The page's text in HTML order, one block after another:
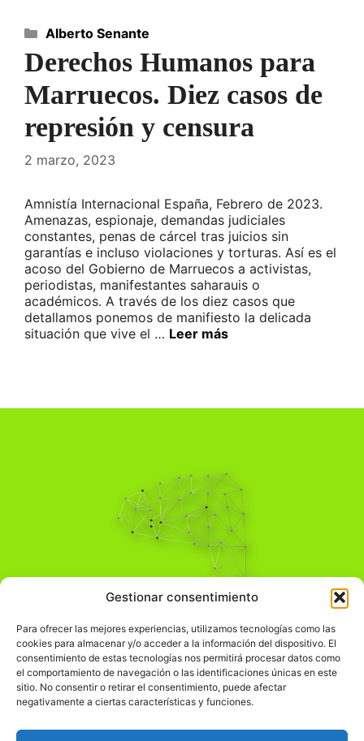
Gestionar consentimiento
Para ofrecer las mejores experiencias, utilizamos tecnologías como las
cookies para almacenar y/o acceder a la información del dispositivo. El
consentimiento de estas tecnologías nos permitirá procesar datos como
el comportamiento de navegación o las identificaciones únicas en este
sitio. No consentir o retirar el consentimiento, puede afectar
negativamente a ciertas características y funciones.
Derechos Humanos para
Marruecos. Diez casos de
represión y censura
2 marzo, 2023
Amnistía Internacional España, Febrero de 2023.
Amenazas, espionaje, demandas judiciales
constantes, penas de cárcel tras juicios sin
garantías e incluso violaciones y torturas. Así es el
acoso del Gobierno de Marruecos a activistas,
periodistas, manifestantes saharauis o
académicos. A través de los diez casos que
detallamos ponemos de manifiesto la delicada
situación que vive el … Leer más
Categorías
Alberto Senante
Pensamiento Crítico
Comprender el mundo para transformarlo.
Información Legal
჻Política de privacidad